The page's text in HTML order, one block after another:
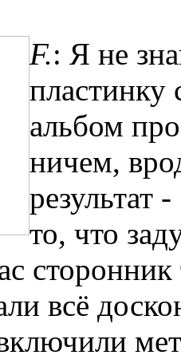
F.: Я не
пластинку
альбом
ничем,
результат
то, что
сторонник
всё